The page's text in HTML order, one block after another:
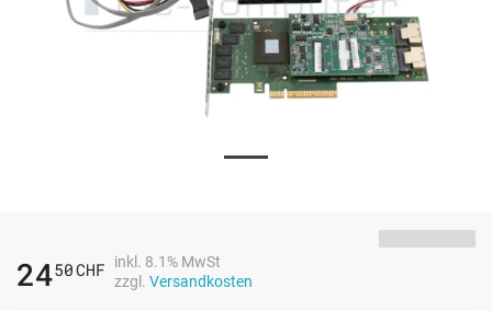
2450CHF
inkl. 8.1% MwSt
zzgl. Versandkosten